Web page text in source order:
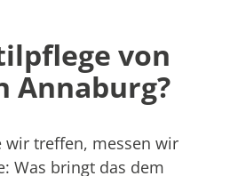
von
Annaburg?
wir treffen, messen wir
Was bringt das dem